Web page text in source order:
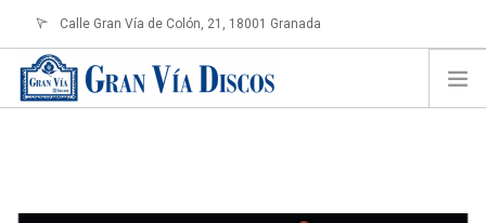
Calle Gran Vía de Colón, 21, 18001 Granada
info@granviadiscos.com
SOBRE NOSOTROS